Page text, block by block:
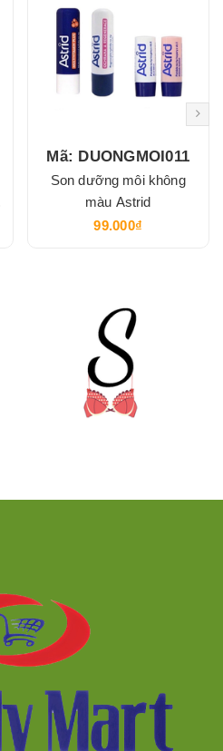
Mã: DUONGMOI011
Son dưỡng môi không
màu Astrid
99.000₫